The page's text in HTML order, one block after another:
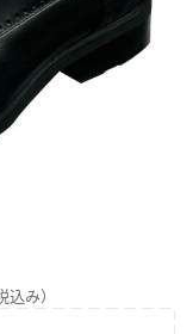
み）